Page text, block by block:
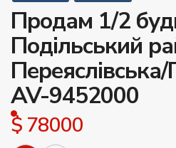
Продам 1/2
Подільський
AV-9452000
$ 78000